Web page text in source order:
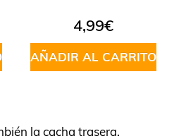
4,99€
AÑADIR AL CARRITO
la cacha trasera.